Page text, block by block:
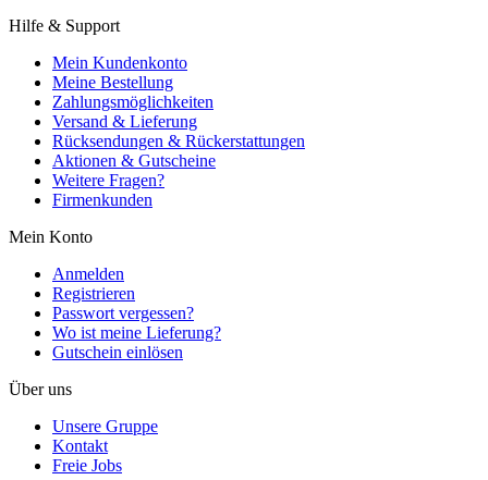
Hilfe & Support
Mein Kundenkonto
Meine Bestellung
Zahlungsmöglichkeiten
Versand & Lieferung
Rücksendungen & Rückerstattungen
Aktionen & Gutscheine
Weitere Fragen?
Firmenkunden
Mein Konto
Anmelden
Registrieren
Passwort vergessen?
Wo ist meine Lieferung?
Gutschein einlösen
Über uns
Unsere Gruppe
Kontakt
Freie Jobs